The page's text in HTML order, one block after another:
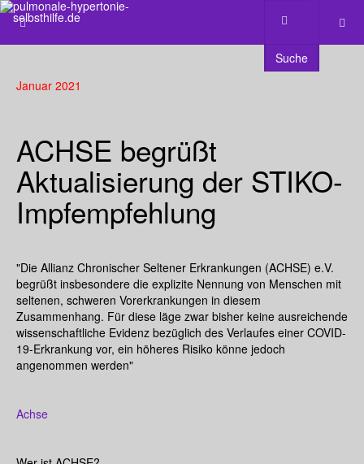
Suche
Januar 2021
ACHSE begrüßt
Aktualisierung der STIKO-
Impfempfehlung
"Die Allianz Chronischer Seltener Erkrankungen (ACHSE) e.V.
begrüßt insbesondere die explizite Nennung von Menschen mit
seltenen, schweren Vorerkrankungen in diesem
Zusammenhang. Für diese läge zwar bisher keine ausreichende
wissenschaftliche Evidenz bezüglich des Verlaufes einer COVID-
19-Erkrankung vor, ein höheres Risiko könne jedoch
angenommen werden"
Achse